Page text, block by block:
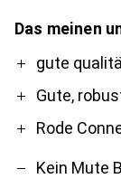
Das meinen
Progute
Gute,
Rode
Contra
Kein Mute